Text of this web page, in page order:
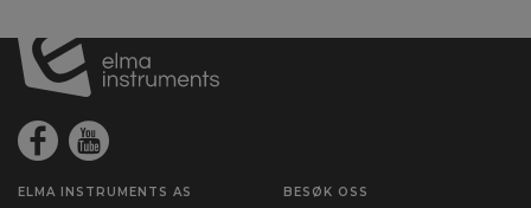
ELMA INSTRUMENTS AS BESØK OSS